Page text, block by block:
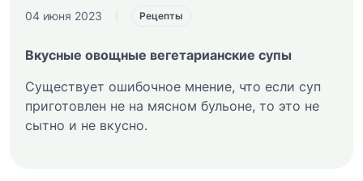
04 июня 2023 Рецепты
Вкусные овощные вегетарианские супы
Существует ошибочное мнение, что если суп
приготовлен не на мясном бульоне, то это не
сытно и не вкусно.